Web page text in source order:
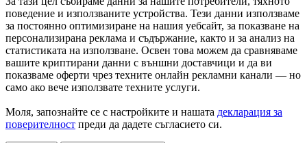
поведение и използваните устройства. Тези данни използваме
за постоянно оптимизиране на нашия уебсайт, за показване на
персонализирана реклама и съдържание, както и за анализ на
статистиката на използване. Освен това можем да сравняваме
вашите криптирани данни с външни доставчици и да ви
показваме оферти чрез техните онлайн рекламни канали — но
само ако вече използвате техните услуги.
Моля, запознайте се с настройките и нашата декларация за
поверителност преди да дадете съгласието си.